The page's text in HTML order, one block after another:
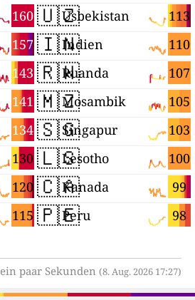
160
157
143
141
134
130
120
115
🇺🇿 113
Usbekistan
🇮🇳 110
Indien
🇷🇼 107
Ruanda
🇲🇿 105
Mosambik
🇸🇬 103
Singapur
🇱🇸 100
Lesotho
🇨🇦 99
Kanada
🇵🇪 98
Peru
paar Sekunden (8. Aug. 2026 17:27)